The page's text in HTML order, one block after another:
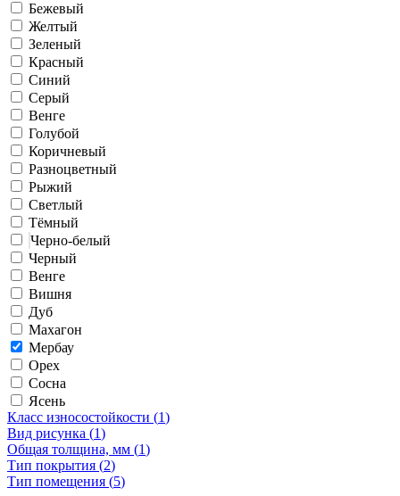
Бежевый
Желтый
Зеленый
Красный
Синий
Серый
Венге
Голубой
Коричневый
Разноцветный
Рыжий
Светлый
Тёмный
Черно-белый
Черный
Венге
Вишня
Дуб
Махагон
Мербау
Орех
Сосна
Ясень
Класс износостойкости (1)
Вид рисунка (1)
Общая толщина, мм (1)
Тип покрытия (2)
Тип помещения (5)